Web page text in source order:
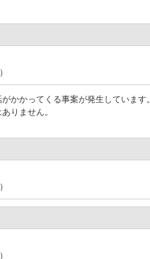
かかってくる事案が発生しています。
りません。